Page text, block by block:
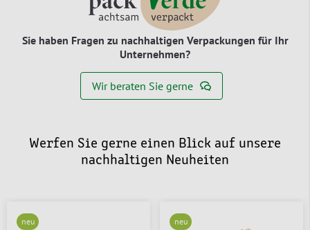
Sie haben Fragen zu nachhaltigen Verpackungen für Ihr
Unternehmen?
Wir beraten Sie gerne
Werfen Sie gerne einen Blick auf unsere
nachhaltigen Neuheiten
neu neu